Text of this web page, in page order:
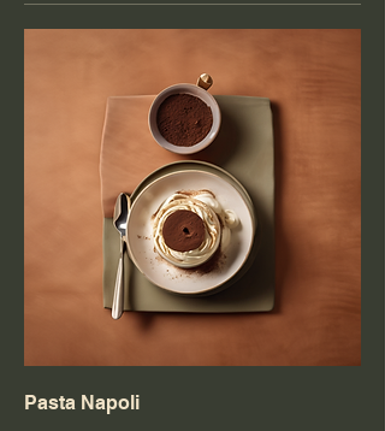
Pasta Napoli